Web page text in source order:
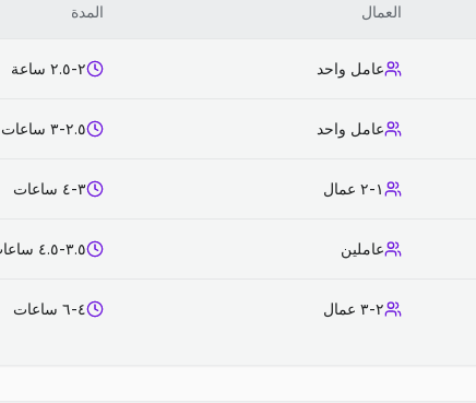
العمال المدة
عامل واحد ٢-٢.٥ ساعة
عامل واحد ٢.٥-٣ ساعات
١-٢ عمال ٣-٤ ساعات
عاملين ٣.٥-٤.٥ ساعات
٢-٣ عمال ٤-٦ ساعات